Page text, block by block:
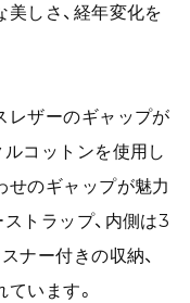
しさ、経年変化を
レザーのギャップが
コットンを使用し
せのギャップが魅力
トラップ、内側は3
ナー付きの収納、
います。